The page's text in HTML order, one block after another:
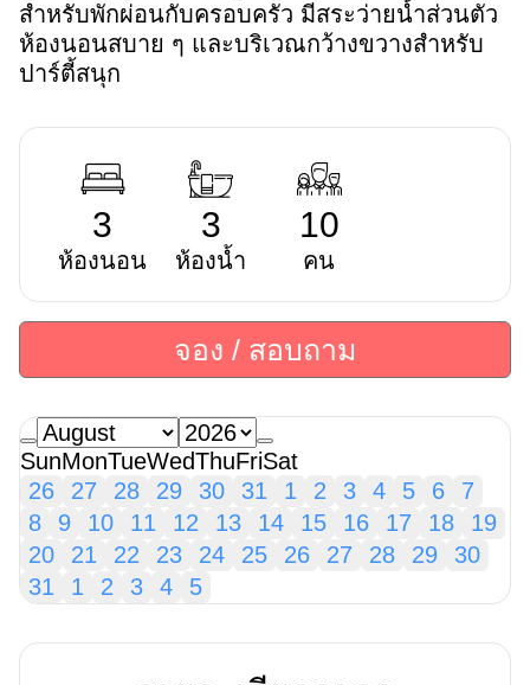
สำหรับพักผ่อนกับครอบครัว มีสระว่ายน้ำส่วนตัว
ห้องนอนสบาย ๆ และบริเวณกว้างขวางสำหรับ
ปาร์ตี้สนุก
3
ห้องนอน
3
ห้องน้ำ
10
คน
จอง / สอบถาม
SunMonTueWedThuFriSat
26
27 28 29 30 31 1 2 3 4 5 6
7
8
9 10 11 12 13 14 15 16 17 18
19
20
21 22 23 24 25 26 27 28 29
30
31
1 2 3 4 5